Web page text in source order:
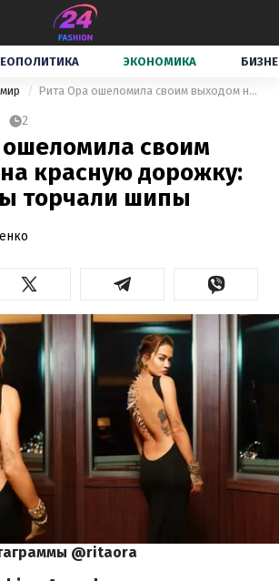
ЭКОНОМИКА
Рита Ора ошеломила своим выходом на красную дорожку: с ее спины торчали шипы
2
своим
красную дорожку:
торчали шипы
@ritaora